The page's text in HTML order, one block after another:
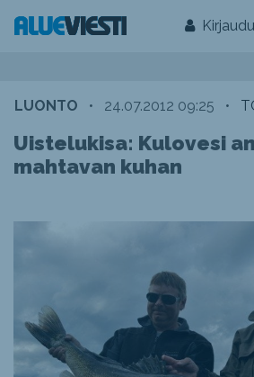
LUONTO • 24.07.2012 09:25 •
Uistelukisa: Kulovesi
mahtavan kuhan